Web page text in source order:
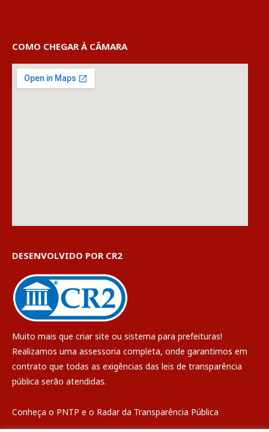
COMO CHEGAR À CÂMARA
DESENVOLVIDO POR CR2
Muito mais que criar site ou sistema para prefeituras!
Realizamos uma assessoria completa, onde garantimos em
contrato que todas as exigências das leis de transparência
pública serão atendidas.
Conheça o PNTP e o Radar da Transparência Pública